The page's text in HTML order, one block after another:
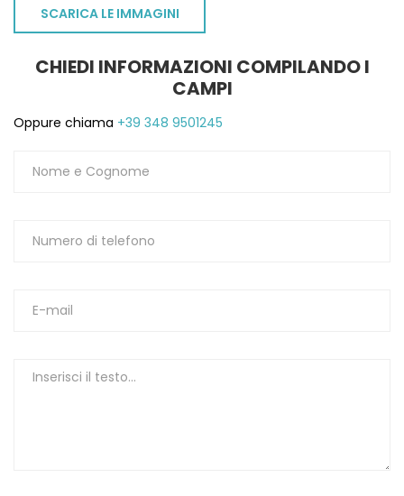
SCARICA LE IMMAGINI
CHIEDI INFORMAZIONI COMPILANDO I
CAMPI
Oppure chiama +39 348 9501245